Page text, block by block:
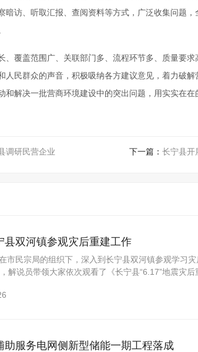
暗访、听取汇报、查阅资料等方式，广泛收集问题
、覆盖范围广、关联部门多、流程环节多、质量要
人民群众的声音，积极吸纳各方建议意见，着力破
和解决一批营商环境建设中的突出问题，用实实在在
调研民营企业 下一篇： 长宁县开
县双河镇参观灾后重建工作
市民宗局的组织下，深入到长宁县双河镇参观学习
解说员带领大家依次观看了《长宁县“6.17”地震灾
助服务电网侧新型储能一期工程落成